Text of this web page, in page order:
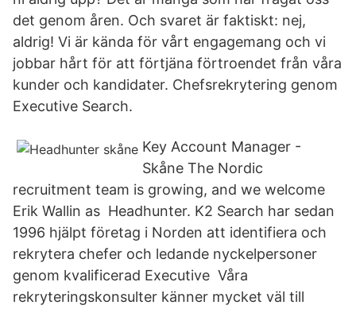
det genom åren. Och svaret är faktiskt: nej,
aldrig! Vi är kända för vårt engagemang och vi
jobbar hårt för att förtjäna förtroendet från våra
kunder och kandidater. Chefsrekrytering genom
Executive Search.
Key Account Manager -
Skåne The Nordic
recruitment team is growing, and we welcome
Erik Wallin as Headhunter. K2 Search har sedan
1996 hjälpt företag i Norden att identifiera och
rekrytera chefer och ledande nyckelpersoner
genom kvalificerad Executive Våra
rekryteringskonsulter känner mycket väl till